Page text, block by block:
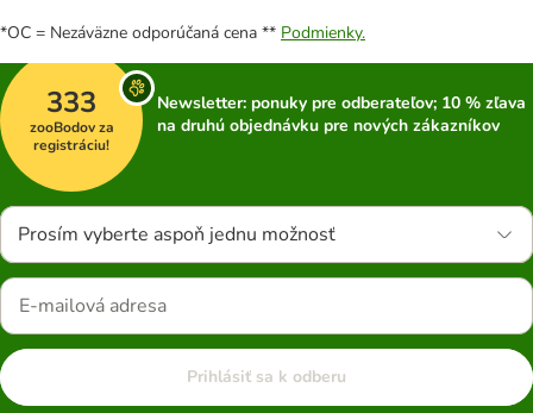
*OC = Nezáväzne odporúčaná cena ** Podmienky.
333
zooBodov za
registráciu!
Newsletter: ponuky pre odberateľov; 10 % zľava
na druhú objednávku pre nových zákazníkov
Prosím vyberte aspoň jednu možnosť
Prihlásiť sa k odberu